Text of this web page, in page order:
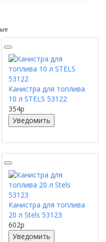
Канистра для топлива
10 л STELS 53122
354p
Уведомить
Канистра для топлива
20 л Stels 53123
602p
Уведомить